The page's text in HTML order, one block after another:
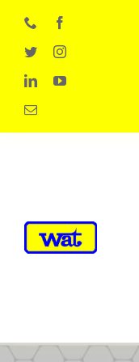
content